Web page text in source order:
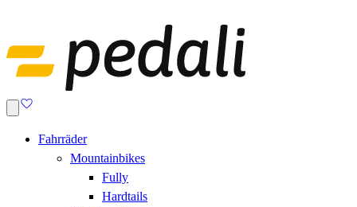
Fahrräder
Mountainbikes
Fully
Hardtails